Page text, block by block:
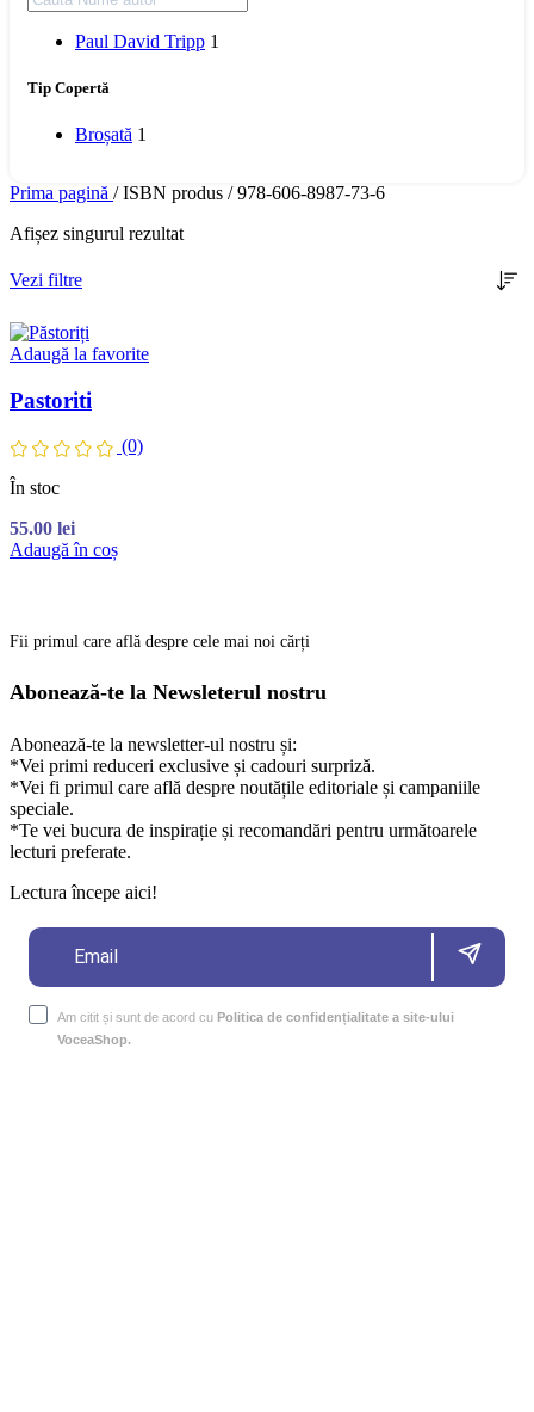
Paul David Tripp 1
Tip Copertă
Broșată 1
Prima pagină / ISBN produs / 978-606-8987-73-6
Afișez singurul rezultat
Vezi filtre
Adaugă la favorite
Pastoriti
(0)
În stoc
55.00 lei
Adaugă în coș
Fii primul care află despre cele mai noi cărți
Abonează-te la Newsleterul nostru
Abonează-te la newsletter-ul nostru și:
*Vei primi reduceri exclusive și cadouri surpriză.
*Vei fi primul care află despre noutățile editoriale și campaniile
speciale.
*Te vei bucura de inspirație și recomandări pentru următoarele
lecturi preferate.
Lectura începe aici!
Am citit și sunt de acord cu Politica de confidențialitate a site-ului
VoceaShop.